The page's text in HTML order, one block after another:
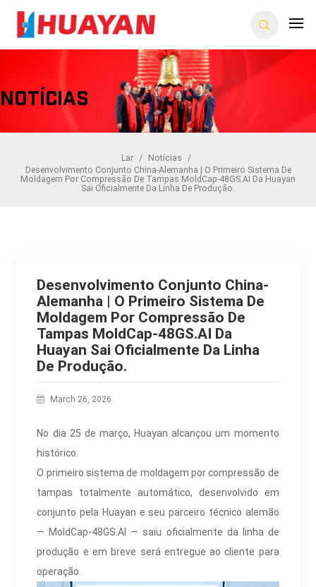
Notícias
Lar / Notícias
/
Desenvolvimento Conjunto China-Alemanha | O Primeiro Sistema De
Moldagem Por Compressão De Tampas MoldCap-48GS.AI Da Huayan
Sai Oficialmente Da Linha De Produção.
Desenvolvimento Conjunto China-
Alemanha | O Primeiro Sistema De
Moldagem Por Compressão De
Tampas MoldCap-48GS.AI Da
Huayan Sai Oficialmente Da Linha
De Produção.
March 26, 2026
No dia 25 de março, Huayan alcançou um momento
histórico.
O primeiro sistema de moldagem por compressão de
tampas totalmente automático, desenvolvido em
conjunto pela Huayan e seu parceiro técnico alemão
— MoldCap-48GS.AI — saiu oficialmente da linha de
produção e em breve será entregue ao cliente para
operação.